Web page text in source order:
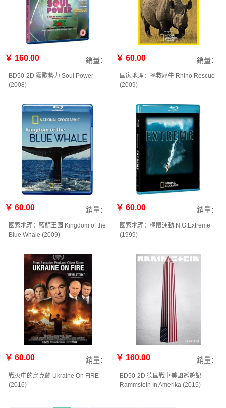
￥ 160.00 銷量：
BD50-2D 靈歌勢力 Soul Power
(2008)
￥ 60.00 銷量：
國家地理：拯救犀牛 Rhino Rescue
(2009)
￥ 60.00 銷量：
國家地理：藍鯨王國 Kingdom of the
Blue Whale (2009)
￥ 60.00 銷量：
國家地理：極限運動 N.G.Extreme
(1999)
￥ 60.00 銷量：
戰火中的烏克蘭 Ukraine On FIRE
(2016)
￥ 160.00 銷量：
BD50-2D 德國戰車美國巡遊記
Rammstein In Amerika (2015)